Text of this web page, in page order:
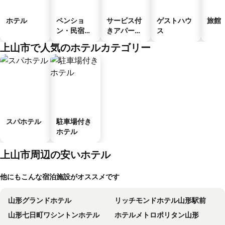
ホテル
ペンショ
ン・民宿・
ス
サービス付
きアパート
ゲストハウ
ス
旅館
上山市で人気のホテルカテゴリー
スパホテル
駐車場付き
ホテル
上山市周辺の安いホテル
他にもこんな宿泊施設がオススメです
山形グランドホテル
リッチモンドホテル山形駅前
山形七日町ワシントンホテル
ホテルメトロポリタン山形